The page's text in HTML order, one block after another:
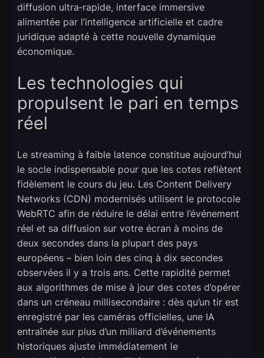
diffusion ultra‑rapide, interface immersive
alimentée par l’intelligence artificielle et cadre
juridique adapté à cette nouvelle dynamique
économique.
Les technologies qui
propulsent le pari en temps
réel
Le streaming à faible latence constitue aujourd’hui
le socle indispensable pour que les cotes reflètent
fidèlement le cours du jeu. Les Content Delivery
Networks (CDN) modernisés utilisent le protocole
WebRTC afin de réduire le délai entre l’événement
réel et sa diffusion sur votre écran à moins de
deux secondes dans la plupart des pays
européens – bien loin des cinq à dix secondes
observées il y a trois ans. Cette rapidité permet
aux algorithmes de mise à jour des cotes d’opérer
dans un créneau millisecondaire : dès qu’un tir est
enregistré par les caméras officielles, une IA
entraînée sur plus d’un milliard d’événements
historiques ajuste immédiatement le